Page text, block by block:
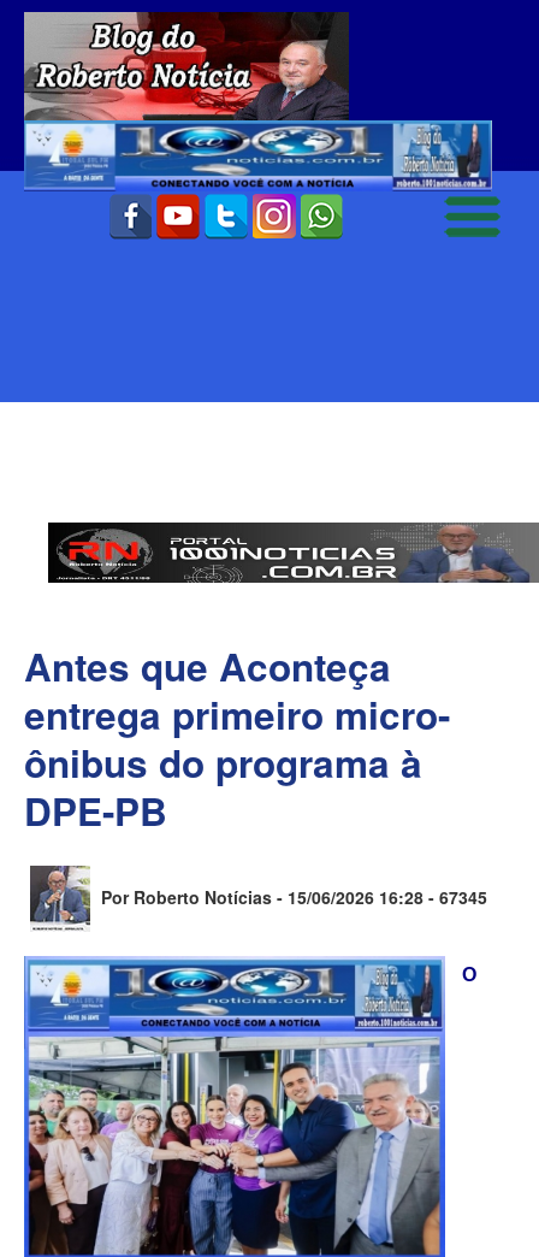
Antes que Aconteça
entrega primeiro micro-
ônibus do programa à
DPE-PB
Por Roberto Notícias - 15/06/2026 16:28 - 67345
O